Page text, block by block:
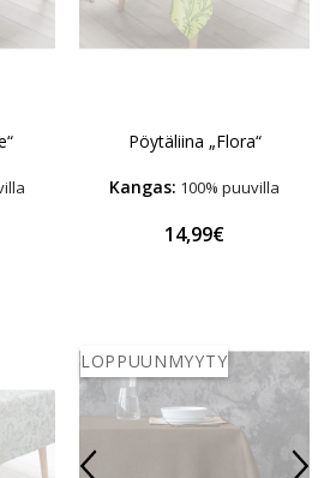
Pöytäliina „Flora“
Kangas: 100% puuvilla
14,99€
LOPPUUNMYYTY